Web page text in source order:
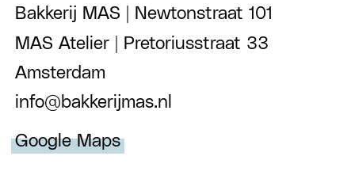
Bakkerij MAS | Newtonstraat 101
MAS Atelier | Pretoriusstraat 33
Amsterdam
info@bakkerijmas.nl
Google Maps